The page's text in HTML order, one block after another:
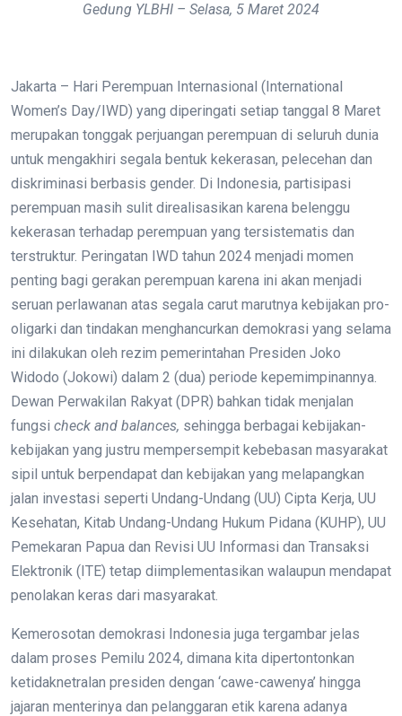
Gedung YLBHI – Selasa, 5 Maret 2024
Jakarta – Hari Perempuan Internasional (International
Women’s Day/IWD) yang diperingati setiap tanggal 8 Maret
merupakan tonggak perjuangan perempuan di seluruh dunia
untuk mengakhiri segala bentuk kekerasan, pelecehan dan
diskriminasi berbasis gender. Di Indonesia, partisipasi
perempuan masih sulit direalisasikan karena belenggu
kekerasan terhadap perempuan yang tersistematis dan
terstruktur. Peringatan IWD tahun 2024 menjadi momen
penting bagi gerakan perempuan karena ini akan menjadi
seruan perlawanan atas segala carut marutnya kebijakan pro-
oligarki dan tindakan menghancurkan demokrasi yang selama
ini dilakukan oleh rezim pemerintahan Presiden Joko
Widodo (Jokowi) dalam 2 (dua) periode kepemimpinannya.
Dewan Perwakilan Rakyat (DPR) bahkan tidak menjalan
fungsi check and balances, sehingga berbagai kebijakan-
kebijakan yang justru mempersempit kebebasan masyarakat
sipil untuk berpendapat dan kebijakan yang melapangkan
jalan investasi seperti Undang-Undang (UU) Cipta Kerja, UU
Kesehatan, Kitab Undang-Undang Hukum Pidana (KUHP), UU
Pemekaran Papua dan Revisi UU Informasi dan Transaksi
Elektronik (ITE) tetap diimplementasikan walaupun mendapat
penolakan keras dari masyarakat.
Kemerosotan demokrasi Indonesia juga tergambar jelas
dalam proses Pemilu 2024, dimana kita dipertontonkan
ketidaknetralan presiden dengan ‘cawe-cawenya’ hingga
jajaran menterinya dan pelanggaran etik karena adanya